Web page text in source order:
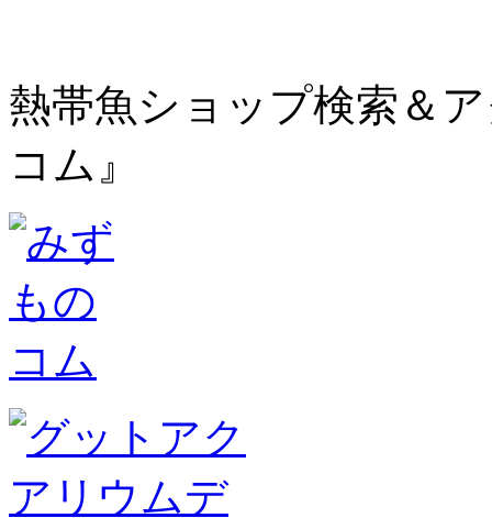
熱帯魚ショップ検索＆
コム』